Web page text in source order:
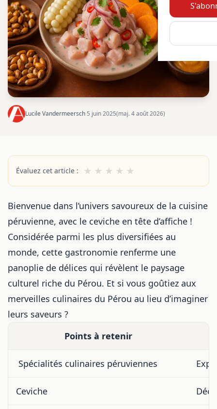
Lucile Vandermeersch·5 juin 2025(maj. 4 août 2026)
Évaluez cet article : ★ ★ ★ ★ ★
Bienvenue dans l’univers savoureux de la cuisine
péruvienne, avec le ceviche en tête d’affiche !
Considérée parmi les plus diversifiées au
monde, cette gastronomie renferme une
panoplie de délices qui révèlent le paysage
culturel riche du Pérou. Et si vous goûtiez aux
merveilles culinaires du Pérou au lieu d’imaginer
leurs saveurs ?
Points à retenir
️ Spécialités culinaires péruviennes
Ceviche